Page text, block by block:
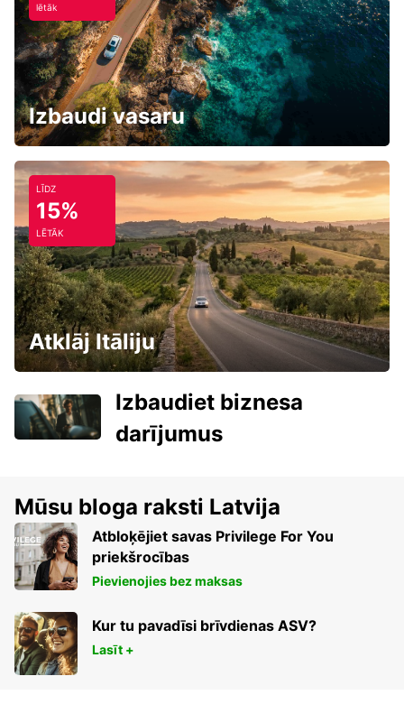
lētāk
Izbaudi vasaru
LĪDZ
15%
LĒTĀK
Atklāj Itāliju
Izbaudiet biznesa
darījumus
Mūsu bloga raksti Latvija
Atbloķējiet savas Privilege For You
priekšrocības
Pievienojies bez maksas
Kur tu pavadīsi brīvdienas ASV?
Lasīt +